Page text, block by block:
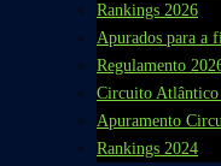
Rankings 2026
Apurados para a
Regulamento
Circuito
Apuramento
Rankings 2024